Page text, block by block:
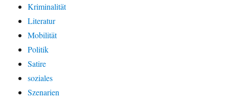
Kriminalität
Literatur
Mobilität
Politik
Satire
soziales
Szenarien